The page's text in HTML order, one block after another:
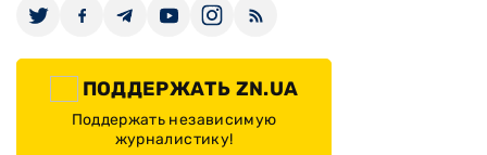
ПОДДЕРЖАТЬ ZN.UA
Поддержать независимую
журналистику!